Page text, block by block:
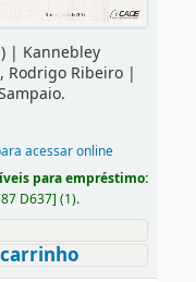
| Kannebley
Rodrigo Ribeiro|
acessar online
para empréstimo:
D637] (1).